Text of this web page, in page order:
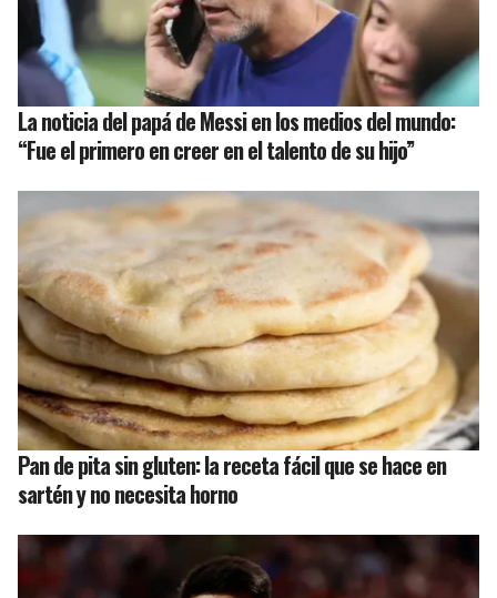
La noticia del papá de Messi en los medios del mundo:
“Fue el primero en creer en el talento de su hijo”
Pan de pita sin gluten: la receta fácil que se hace en
sartén y no necesita horno